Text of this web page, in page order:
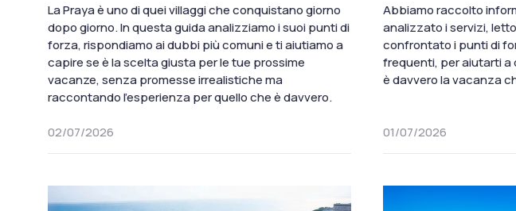
La Praya è uno di quei villaggi che conquistano giorno
dopo giorno. In questa guida analizziamo i suoi punti di
forza, rispondiamo ai dubbi più comuni e ti aiutiamo a
capire se è la scelta giusta per le tue prossime
vacanze, senza promesse irrealistiche ma
raccontando l'esperienza per quello che è davvero.
02/07/2026
Abbiamo raccolto
analizzato i servizi,
confrontato i punti di
frequenti, per aiutarti a
è davvero la vacanza
01/07/2026